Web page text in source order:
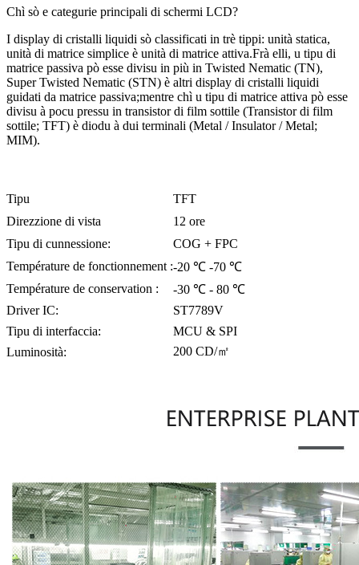
Chì sò e categurie principali di schermi LCD?
I display di cristalli liquidi sò classificati in trè tippi: unità statica,
unità di matrice simplice è unità di matrice attiva.Frà elli, u tipu di
matrice passiva pò esse divisu in più in Twisted Nematic (TN),
Super Twisted Nematic (STN) è altri display di cristalli liquidi
guidati da matrice passiva;mentre chì u tipu di matrice attiva pò esse
divisu à pocu pressu in transistor di film sottile (Transistor di film
sottile; TFT) è diodu à dui terminali (Metal / Insulator / Metal;
MIM).
Tipu
TFT
Direzzione di vista
12 ore
Tipu di cunnessione:
COG + FPC
Température de fonctionnement :-20 ℃ -70 ℃
Température de conservation :
-30 ℃ - 80 ℃
Driver IC:
ST7789V
Tipu di interfaccia:
MCU & SPI
Luminosità:
200 CD/㎡